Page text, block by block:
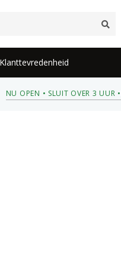
NU OPEN • SLUIT OVER 3 UUR •